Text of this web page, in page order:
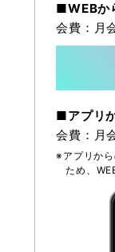
■WEBか
会費：月
■アプリ
会費：月
※アプリか
ため、